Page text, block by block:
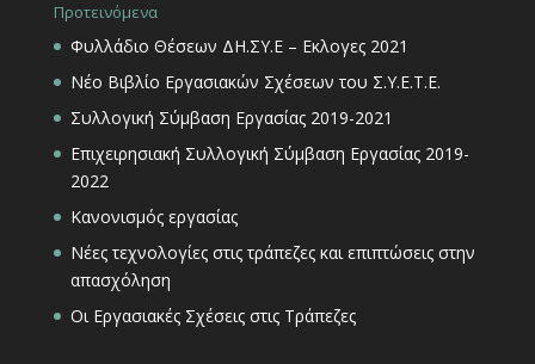
Προτεινόμενα
Φυλλάδιο Θέσεων ΔΗ.ΣΥ.Ε – Εκλογες 2021
Νέο Βιβλίο Εργασιακών Σχέσεων του Σ.Υ.Ε.Τ.Ε.
Συλλογική Σύμβαση Εργασίας 2019-2021
Επιχειρησιακή Συλλογική Σύμβαση Εργασίας 2019-
2022
Κανονισμός εργασίας
Νέες τεχνολογίες στις τράπεζες και επιπτώσεις στην
απασχόληση
Οι Εργασιακές Σχέσεις στις Τράπεζες